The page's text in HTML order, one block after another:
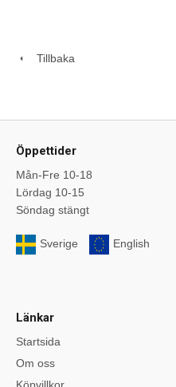
Tillbaka
Öppettider
Mån-Fre 10-18
Lördag 10-15
Söndag stängt
Sverige English
Länkar
Startsida
Om oss